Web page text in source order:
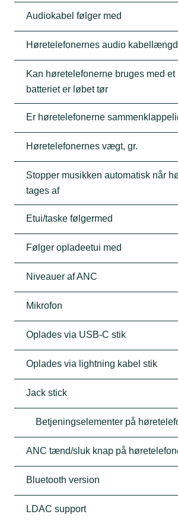
Audiokabel følger med
Høretelefonernes audio
Kan høretelefonerne bruges med et
batteriet er løbet tør
Er høretelefonerne
Høretelefonernes vægt, gr.
Stopper musikken automatisk når
tages af
Etui/taske følgermed
Følger opladeetui med
Niveauer af ANC
Mikrofon
Oplades via USB-C stik
Oplades via lightning kabel stik
Jack stick
Betjeningselementer på
ANC tænd/sluk knap på
Bluetooth version
LDAC support